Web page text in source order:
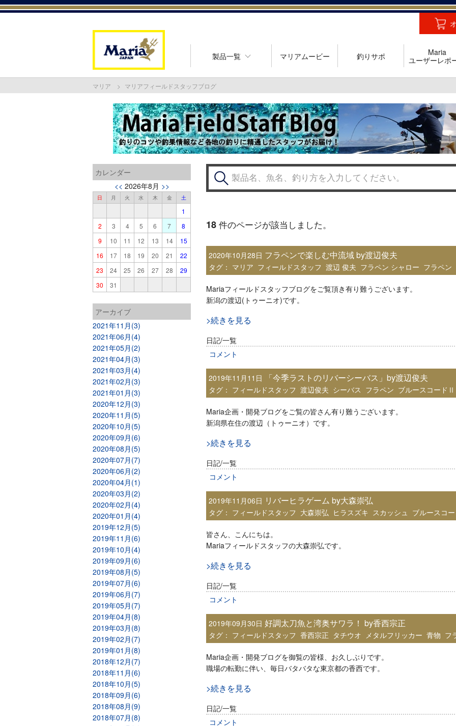
製品一覧 マリアムービー 釣りサポ
Maria
ユーザーレポ
マリア マリアフィールドスタッフブログ
カレンダー
<< 2026年8月 >>
日 月 火 水 木 金 土
1
2
3 4 5 6 7
8
9
10 11 12 13 14
15
16
17 18 19 20 21
22
23
24 25 26 27 28
29
30
31
アーカイブ
2021年11月(3)
2021年06月(4)
2021年05月(2)
2021年04月(3)
2021年03月(4)
2021年02月(3)
2021年01月(3)
2020年12月(3)
2020年11月(5)
2020年10月(5)
2020年09月(6)
2020年08月(5)
2020年07月(7)
2020年06月(2)
2020年04月(1)
2020年03月(2)
2020年02月(4)
2020年01月(4)
2019年12月(5)
2019年11月(6)
2019年10月(4)
2019年09月(6)
2019年08月(5)
2019年07月(6)
2019年06月(7)
2019年05月(7)
2019年04月(8)
2019年03月(8)
2019年02月(7)
2019年01月(8)
2018年12月(7)
2018年11月(6)
2018年10月(5)
2018年09月(6)
2018年08月(9)
2018年07月(8)
18 件のページが該当しました。
2020年10月28日 フラペンで楽しむ中流域 by渡辺俊夫
タグ： マリア フィールドスタッフ 渡辺 俊夫 フラペン シャロー フラペン
Mariaフィールドスタッフブログをご覧頂き有り難うございます。
新潟の渡辺(トゥーニオ)です。
>続きを見る
日記/一覧
コメント
2019年11月11日 「今季ラストのリバーシーバス」by渡辺俊夫
タグ： フィールドスタッフ 渡辺俊夫 シーバス フラペン ブルースコードⅡ
Maria企画・開発ブログをご覧の皆さん有り難うございます。
新潟県在住の渡辺（トゥーニオ）です。
>続きを見る
日記/一覧
コメント
2019年11月06日 リバーヒラゲーム by大森崇弘
タグ： フィールドスタッフ 大森崇弘 ヒラスズキ スカッシュ ブルースコ
皆さん、こんにちは。
Mariaフィールドスタッフの大森崇弘です。
>続きを見る
日記/一覧
コメント
2019年09月30日 好調太刀魚と湾奥サワラ！ by香西宗正
タグ： フィールドスタッフ 香西宗正 タチウオ メタルフリッカー 青物 フ
Maria企画・開発ブログを御覧の皆様、お久しぶりです。
職場の転勤に伴い、毎日バタバタな東京都の香西です。
>続きを見る
日記/一覧
コメント